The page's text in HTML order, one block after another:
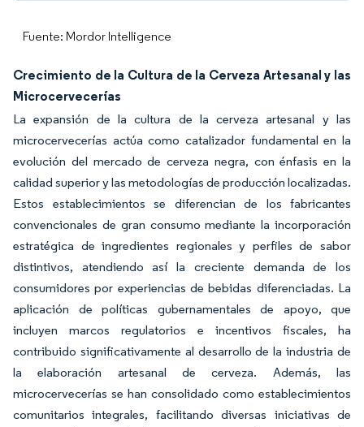
Fuente: Mordor Intelligence
Crecimiento de la Cultura de la Cerveza Artesanal y las
Microcervecerías
La expansión de la cultura de la cerveza artesanal y las
microcervecerías actúa como catalizador fundamental en la
evolución del mercado de cerveza negra, con énfasis en la
calidad superior y las metodologías de producción localizadas.
Estos establecimientos se diferencian de los fabricantes
convencionales de gran consumo mediante la incorporación
estratégica de ingredientes regionales y perfiles de sabor
distintivos, atendiendo así la creciente demanda de los
consumidores por experiencias de bebidas diferenciadas. La
aplicación de políticas gubernamentales de apoyo, que
incluyen marcos regulatorios e incentivos fiscales, ha
contribuido significativamente al desarrollo de la industria de
la elaboración artesanal de cerveza. Además, las
microcervecerías se han consolidado como establecimientos
comunitarios integrales, facilitando diversas iniciativas de